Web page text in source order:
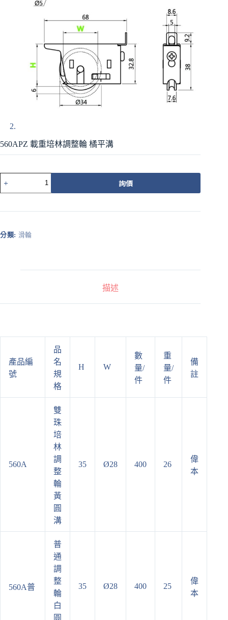
560APZ 載重培林調整輪 橘平溝
載
調
整
量
詢價
分類: 滑輪
描述
產品編
號
品
名
規
格
H W
數
量/
件
重
量/
件
備
註
560A
雙
珠
培
林
調
整
輪
黃
圓
溝
35 Ø28 400 26
偉
本
560A普
普
通
調
整
輪
白
圓
35 Ø28 400 25
偉
本